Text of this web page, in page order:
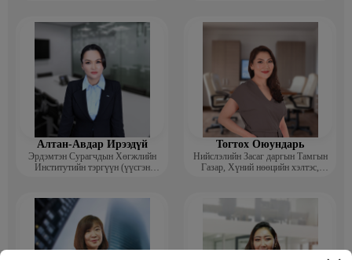
Алтан-Авдар Ирээдүй
Эрдэмтэн Сурагчдын Хөгжлийн
Институтийн тэргүүн (үүсгэн
Тогтох Оюундарь
Нийслэлийн Засаг даргын Тамгын
Газар, Хүний нөөцийн хэлтэс,